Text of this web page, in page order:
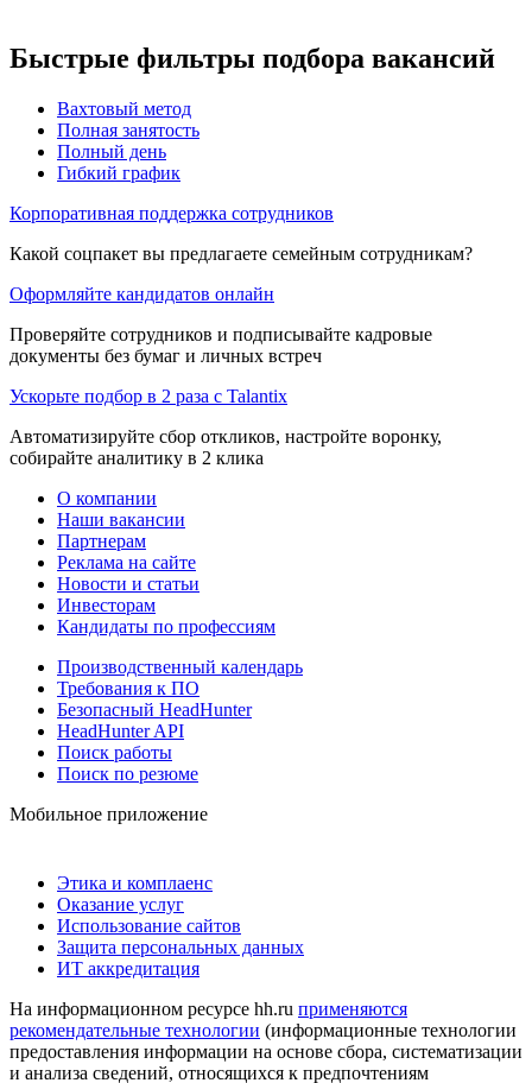
Быстрые фильтры подбора вакансий
Вахтовый метод
Полная занятость
Полный день
Гибкий график
Корпоративная поддержка сотрудников
Какой соцпакет вы предлагаете семейным сотрудникам?
Оформляйте кандидатов онлайн
Проверяйте сотрудников и подписывайте кадровые
документы без бумаг и личных встреч
Ускорьте подбор в 2 раза с Talantix
Автоматизируйте сбор откликов, настройте воронку,
собирайте аналитику в 2 клика
О компании
Наши вакансии
Партнерам
Реклама на сайте
Новости и статьи
Инвесторам
Кандидаты по профессиям
Производственный календарь
Требования к ПО
Безопасный HeadHunter
HeadHunter API
Поиск работы
Поиск по резюме
Мобильное приложение
Этика и комплаенс
Оказание услуг
Использование сайтов
Защита персональных данных
ИТ аккредитация
На информационном ресурсе hh.ru применяются
рекомендательные технологии (информационные технологии
предоставления информации на основе сбора, систематизации
и анализа сведений, относящихся к предпочтениям